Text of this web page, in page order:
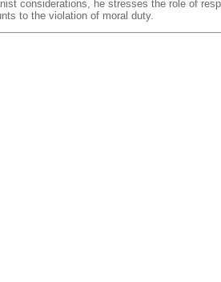
considerations, he stresses the role of
to the violation of moral duty.